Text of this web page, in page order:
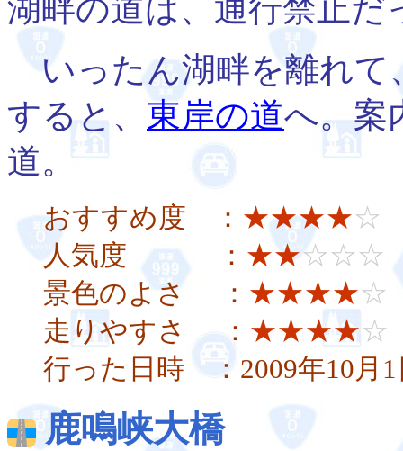
湖畔の道は、通行禁止だ
いったん湖畔を離れて
すると、 東岸の道へ。案
道。
おすすめ度 ： ★★★★☆
人気度 ： ★★☆☆☆
景色のよさ ： ★★★★☆
走りやすさ ： ★★★★☆
行った日時 ：2009年10月1
鹿鳴峡大橋